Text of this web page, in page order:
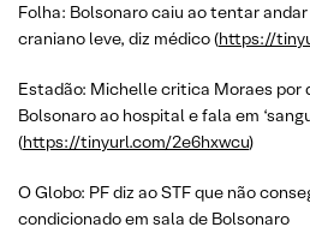
Folha: Bolsonaro caiu ao tentar
craniano leve, diz médico (https://
Estadão: Michelle critica Moraes por
Bolsonaro ao hospital e fala em
(https://tinyurl.com/2e6hxwcu)
O Globo: PF diz ao STF que não
condicionado em sala de Bolsonaro